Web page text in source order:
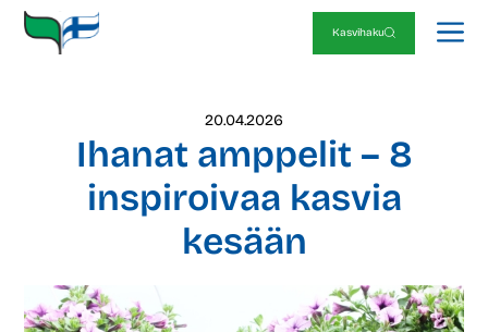
Siirry
sisältöön
Kasvihaku
20.04.2026
Ihanat amppelit – 8
inspiroivaa kasvia
kesään